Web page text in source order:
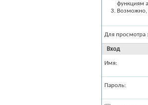
функциям
Возможно,
Для просмотра
Вход
Имя:
Пароль: